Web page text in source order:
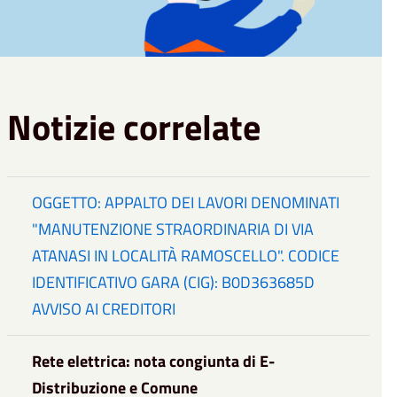
Notizie correlate
OGGETTO: APPALTO DEI LAVORI DENOMINATI
"MANUTENZIONE STRAORDINARIA DI VIA
ATANASI IN LOCALITÀ RAMOSCELLO". CODICE
IDENTIFICATIVO GARA (CIG): B0D363685D
AVVISO AI CREDITORI
Rete elettrica: nota congiunta di E-
Distribuzione e Comune